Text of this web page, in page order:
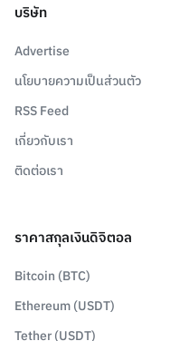
บริษัท
Advertise
นโยบายความเป็นส่วนตัว
RSS Feed
เกี่ยวกับเรา
ติดต่อเรา
ราคาสกุลเงินดิจิตอล
Bitcoin (BTC)
Ethereum (USDT)
Tether (USDT)